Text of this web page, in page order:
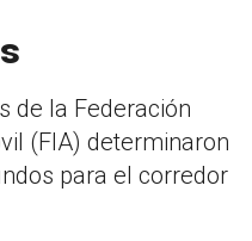
de la Federación
(FIA) determinaron
para el corredor